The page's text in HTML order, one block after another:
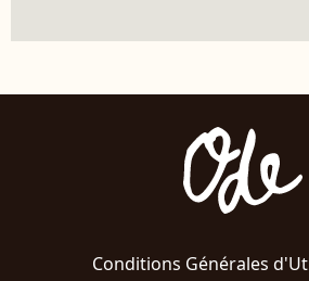
Conditions Générales